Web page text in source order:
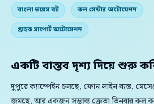
বাংলা ভয়েস বট কল সেন্টার অটোমেশন
গ্রাহক সাপোর্ট অটোমেশন
একটি বাস্তব দৃশ্য দিয়ে শুরু
দুপুরে ক্যাম্পেইন চলছে, ফোন লাইন ব্যস্ত,
জমছে, আর একজন সম্ভাব্য ক্রেতা তিনবার কল